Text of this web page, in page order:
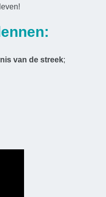
van de streek;